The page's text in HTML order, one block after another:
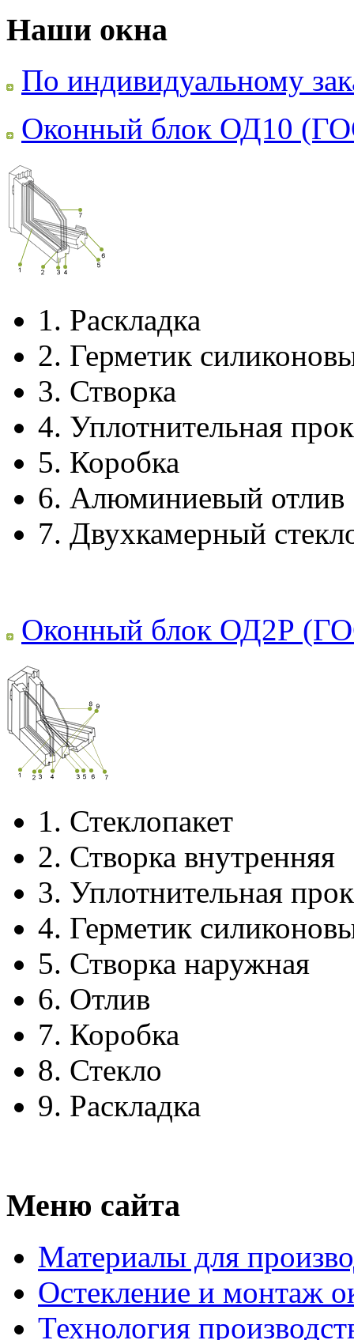
Наши окна
По индивидуальному
Оконный блок ОД10
1. Раскладка
2. Герметик
3. Створка
4. Уплотнительная
5. Коробка
6. Алюминиевый отлив
7. Двухкамерный
Оконный блок ОД2Р
1. Стеклопакет
2. Створка внутренняя
3. Уплотнительная
4. Герметик
5. Створка наружная
6. Отлив
7. Коробка
8. Стекло
9. Раскладка
Меню сайта
Материалы для
Остекление и монтаж
Технология